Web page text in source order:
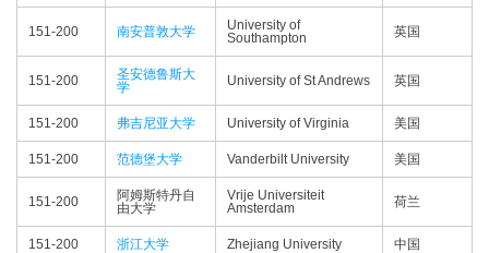
151-200 南安普敦大学
University of
Southampton
英国
151-200
圣安德鲁斯大
学
University of St Andrews 英国
151-200 弗吉尼亚大学 University of Virginia 美国
151-200 范德堡大学 Vanderbilt University 美国
151-200
阿姆斯特丹自
由大学
Vrije Universiteit
Amsterdam
荷兰
151-200 浙江大学 Zhejiang University 中国